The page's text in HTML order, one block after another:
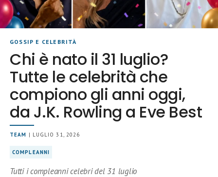
GOSSIP E CELEBRITÀ
Chi è nato il 31 luglio?
Tutte le celebrità che
compiono gli anni oggi,
da J.K. Rowling a Eve Best
TEAM | LUGLIO 31, 2026
COMPLEANNI
Tutti i compleanni celebri del 31 luglio